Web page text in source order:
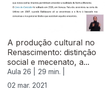
A produção cultural no
Renascimento: distinção
social e mecenato, a...
Aula 26 |
29 min. |
02 mar. 2021